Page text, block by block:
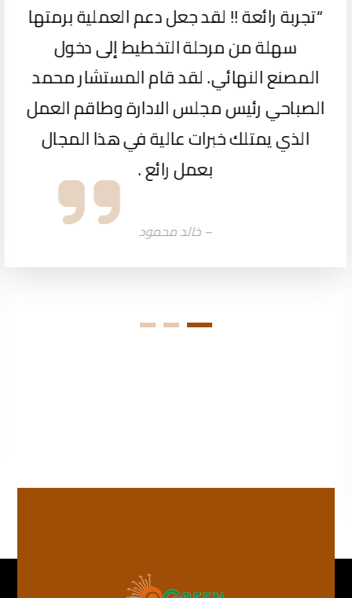
“تجربة رائعة !! لقد جعل دعم العملية برمتها
سهلة من مرحلة التخطيط إلى دخول
المصنع النهائي. لقد قام المستشار محمد
الصباحي رئيس مجلس الادارة وطاقم العمل
الذي يمتلك خبرات عالية في هذا المجال
بعمل رائع .
– خالد محمود